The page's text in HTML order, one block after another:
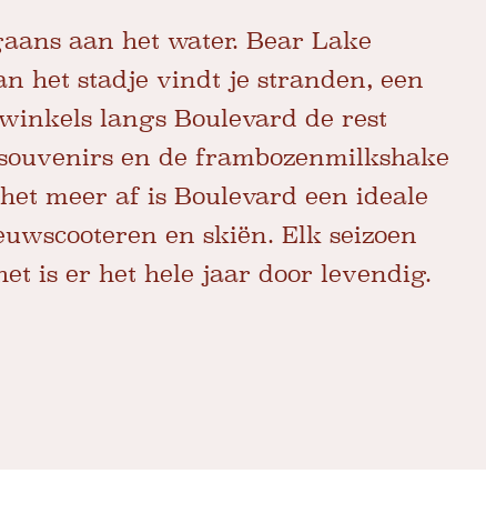
aan het water. Bear Lake
het stadje vindt je stranden, een
langs Boulevard de rest
en de frambozenmilkshake
meer af is Boulevard een ideale
en skiën. Elk seizoen
is er het hele jaar door levendig.